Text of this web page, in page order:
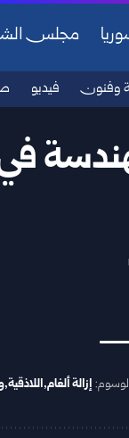
مجلس
وفنون فيديو
إزالة ألغام اللاذقية